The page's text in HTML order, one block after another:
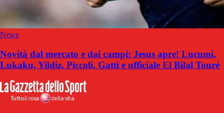
News
Novità dal mercato e dai campi: Jesus apre! Lucumi,
Lukaku, Yildiz, Piccoli, Gatti e ufficiale El Bilal Touré